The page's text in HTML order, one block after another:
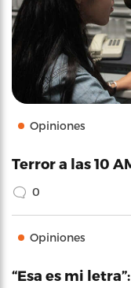
Opiniones
Terror a las 10
0
Opiniones
“Esa es mi